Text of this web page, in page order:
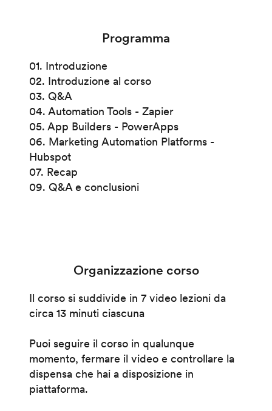
Programma
01. Introduzione
02. Introduzione al corso
03. Q&A
04. Automation Tools - Zapier
05. App Builders - PowerApps
06. Marketing Automation Platforms -
Hubspot
07. Recap
09. Q&A e conclusioni
Organizzazione corso
Il corso si suddivide in 7 video lezioni da
circa 13 minuti ciascuna
Puoi seguire il corso in qualunque
momento, fermare il video e controllare la
dispensa che hai a disposizione in
piattaforma.